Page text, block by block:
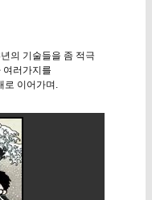
의 기술들을 좀 적극
여러가지를
로 이어가며.